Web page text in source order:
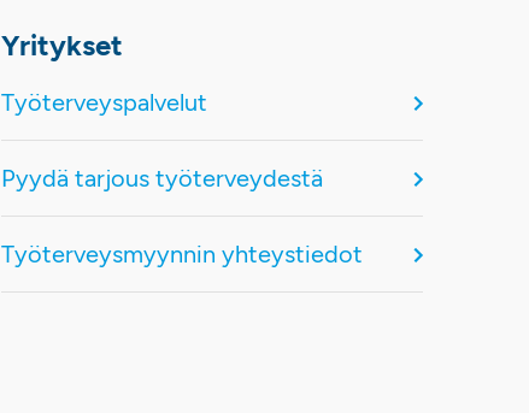
Yritykset
Työterveyspalvelut
Pyydä tarjous työterveydestä
Työterveysmyynnin yhteystiedot